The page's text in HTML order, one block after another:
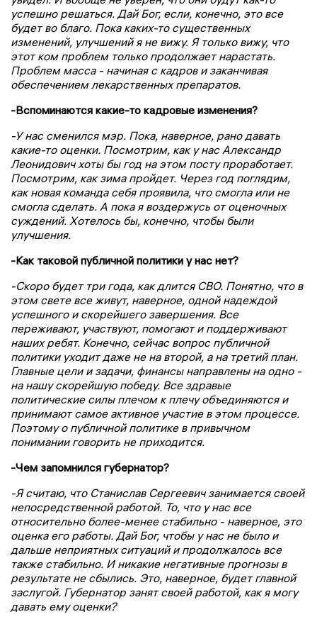
успешно решаться. Дай Бог, если, конечно, это все
будет во благо. Пока каких-то существенных
изменений, улучшений я не вижу. Я только вижу, что
этот ком проблем только продолжает нарастать.
Проблем масса - начиная с кадров и заканчивая
обеспечением лекарственных препаратов.
-Вспоминаются какие-то кадровые изменения?
-У нас сменился мэр. Пока, наверное, рано давать
какие-то оценки. Посмотрим, как у нас Александр
Леонидович хоты бы год на этом посту проработает.
Посмотрим, как зима пройдет. Через год поглядим,
как новая команда себя проявила, что смогла или не
смогла сделать. А пока я воздержусь от оценочных
суждений. Хотелось бы, конечно, чтобы были
улучшения.
-Как таковой публичной политики у нас нет?
-Скоро будет три года, как длится СВО. Понятно, что в
этом свете все живут, наверное, одной надеждой
успешного и скорейшего завершения. Все
переживают, участвуют, помогают и поддерживают
наших ребят. Конечно, сейчас вопрос публичной
политики уходит даже не на второй, а на третий план.
Главные цели и задачи, финансы направлены на одно -
на нашу скорейшую победу. Все здравые
политические силы плечом к плечу объединяются и
принимают самое активное участие в этом процессе.
Поэтому о публичной политике в привычном
понимании говорить не приходится.
-Чем запомнился губернатор?
-Я считаю, что Станислав Сергеевич занимается своей
непосредственной работой. То, что у нас все
относительно более-менее стабильно - наверное, это
оценка его работы. Дай Бог, чтобы у нас не было и
дальше неприятных ситуаций и продолжалось все
также стабильно. И никакие негативные прогнозы в
результате не сбылись. Это, наверное, будет главной
заслугой. Губернатор занят своей работой, как я могу
давать ему оценки?